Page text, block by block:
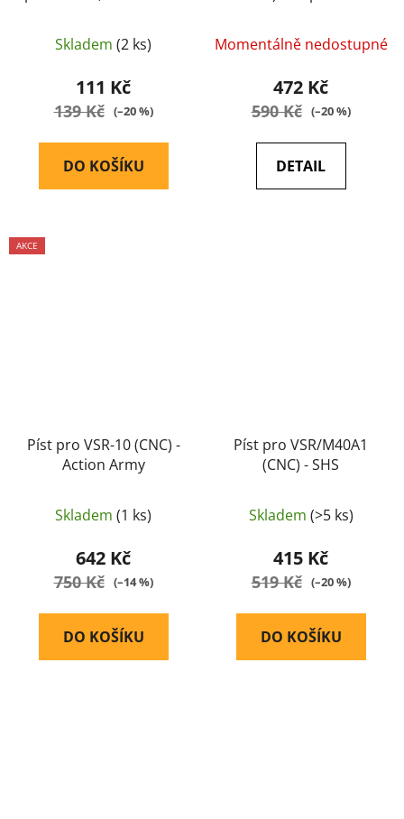
Skladem (2 ks)
111 Kč
139 Kč (–20 %)
DO KOŠÍKU
Momentálně nedostupné
472 Kč
590 Kč (–20 %)
DETAIL
AKCE
Píst pro VSR-10 (CNC) -
Action Army
Skladem (1 ks)
642 Kč
750 Kč (–14 %)
DO KOŠÍKU
Píst pro VSR/M40A1
(CNC) - SHS
Skladem (>5 ks)
415 Kč
519 Kč (–20 %)
DO KOŠÍKU